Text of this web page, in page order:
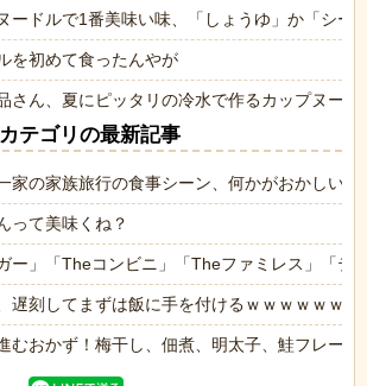
ードルで1番美味い味、「しょうゆ」か「シ
を初めて食ったんやが
さん、夏にピッタリの冷水で作るカップヌード
テゴリの最新記事
家の家族旅行の食事シーン、何かがおかしいｗ
って美味くね？
ー」「Theコンビニ」「Theファミレス」「テ
遅刻してまずは飯に手を付けるｗｗｗｗｗｗ
むおかず！梅干し、佃煮、明太子、鮭フレー